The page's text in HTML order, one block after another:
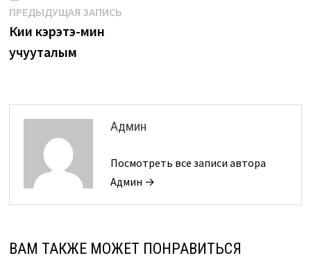
Навигация
по
записям
ПРЕДЫДУЩАЯ ЗАПИСЬПредыдущая
Киһи кэрэтэ-мин
учууталым
Админ
Посмотреть все записи автора
Админ →
ВАМ ТАКЖЕ МОЖЕТ ПОНРАВИТЬСЯ